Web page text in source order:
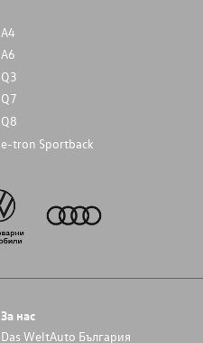
A4
A6
Q3
Q7
Q8
e-tron Sportback
За нас
Das WeltAuto България